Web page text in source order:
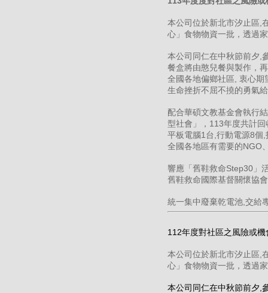
本公司位於新北市汐止區,
心」食物物資一批，透過
本公司同仁在中秋節前夕,
餐盒將由憨兒餐與製作，
全國各地偏鄉社區, 衷心
生命挫折不屈不撓的勇氣
配合華碩文教基金會執行
型社會」，113年度共計
平板電腦1台,行動電源8個
全國各地區有需要的NGO
響應「舊鞋救命Step30」
舊鞋救命國際基督關懷協
統一集中廢棄乾電池,交給
112年度對社區之風險或
本公司位於新北市汐止區,
心」食物物資一批，透過
本公司同仁在中秋節前夕,